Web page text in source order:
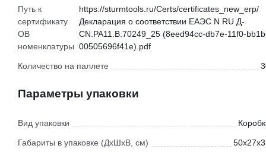
Путь к
сертификату
ОВ
номенклатуры
https://sturmtools.ru/Certs/certificates_new_erp/
Декларация о соответствии ЕАЭС N RU Д-
CN.РА11.В.70249_25 (8eed94cc-db7e-11f0-
00505696f41e).pdf
Количество на паллете
Параметры упаковки
Вид упаковки
Габариты в упаковке (ДхШхВ, см)